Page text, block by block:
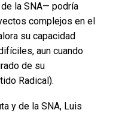
la SNA— podría
complejos en el
su capacidad
aun cuando
de su
Radical).
y de la SNA, Luis